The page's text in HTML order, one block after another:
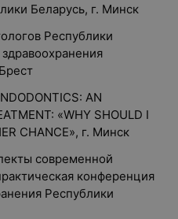
Беларусь, г. Минск
Республики
AN
«WHY SHOULD I
CHANCE», г. Минск
современной
конференция
Республики